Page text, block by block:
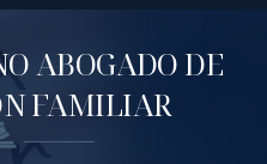
ABOGADO DE
FAMILIAR